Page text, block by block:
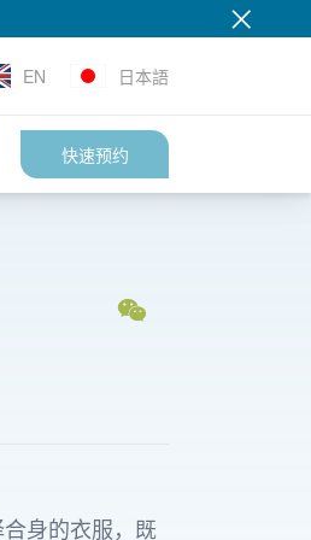
EN 日本語
快速预约
身的衣服，既